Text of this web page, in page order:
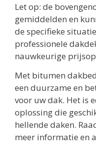
Let op: de
gemiddelden en
de specifieke
professionele
nauwkeurige
Met bitumen
een duurzame en
voor uw dak. Het is
oplossing die
hellende daken.
meer informatie en